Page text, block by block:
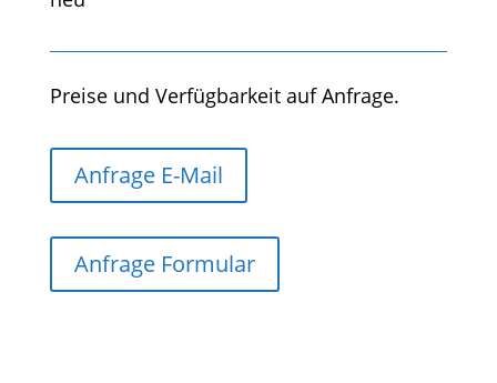
Preise und Verfügbarkeit auf Anfrage.
Anfrage E-Mail
Anfrage Formular